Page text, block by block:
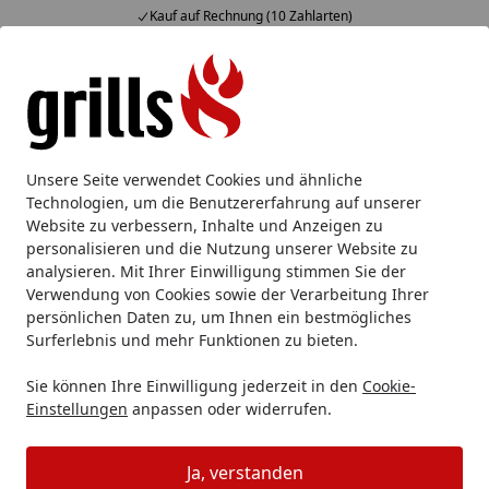
Unsere Seite verwendet Cookies und ähnliche
Technologien, um die Benutzererfahrung auf unserer
Website zu verbessern, Inhalte und Anzeigen zu
personalisieren und die Nutzung unserer Website zu
analysieren. Mit Ihrer Einwilligung stimmen Sie der
Verwendung von Cookies sowie der Verarbeitung Ihrer
persönlichen Daten zu, um Ihnen ein bestmögliches
Surferlebnis und mehr Funktionen zu bieten.
Sie können Ihre Einwilligung jederzeit in den Cookie-
Einstellungen anpassen oder widerrufen.
Ja, verstanden
Kauf auf Rechnung (10 Zahlarten)
Alle Produkte
Mein Konto
Suchen
Startseite
Grillzubehör Grillgewürze & Grillsaucen
WMF Gewürzmühle schwarz
unbefüllt Trend